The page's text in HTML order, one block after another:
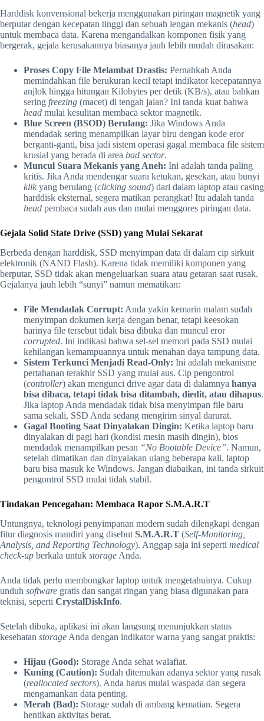
Harddisk konvensional bekerja menggunakan piringan magnetik yang
berputar dengan kecepatan tinggi dan sebuah lengan mekanis (head)
untuk membaca data. Karena mengandalkan komponen fisik yang
bergerak, gejala kerusakannya biasanya jauh lebih mudah dirasakan:
Proses Copy File Melambat Drastis: Pernahkah Anda
memindahkan file berukuran kecil tetapi indikator kecepatannya
anjlok hingga hitungan Kilobytes per detik (KB/s), atau bahkan
sering freezing (macet) di tengah jalan? Ini tanda kuat bahwa
head mulai kesulitan membaca sektor magnetik.
Blue Screen (BSOD) Berulang: Jika Windows Anda
mendadak sering menampilkan layar biru dengan kode eror
berganti-ganti, bisa jadi sistem operasi gagal membaca file sistem
krusial yang berada di area bad sector.
Muncul Suara Mekanis yang Aneh: Ini adalah tanda paling
kritis. Jika Anda mendengar suara ketukan, gesekan, atau bunyi
klik yang berulang (clicking sound) dari dalam laptop atau casing
harddisk eksternal, segera matikan perangkat! Itu adalah tanda
head pembaca sudah aus dan mulai menggores piringan data.
Gejala Solid State Drive (SSD) yang Mulai Sekarat
Berbeda dengan harddisk, SSD menyimpan data di dalam cip sirkuit
elektronik (NAND Flash). Karena tidak memiliki komponen yang
berputar, SSD tidak akan mengeluarkan suara atau getaran saat rusak.
Gejalanya jauh lebih “sunyi” namun mematikan:
File Mendadak Corrupt: Anda yakin kemarin malam sudah
menyimpan dokumen kerja dengan benar, tetapi keesokan
harinya file tersebut tidak bisa dibuka dan muncul eror
corrupted. Ini indikasi bahwa sel-sel memori pada SSD mulai
kehilangan kemampuannya untuk menahan daya tampung data.
Sistem Terkunci Menjadi Read-Only: Ini adalah mekanisme
pertahanan terakhir SSD yang mulai aus. Cip pengontrol
(controller) akan mengunci drive agar data di dalamnya hanya
bisa dibaca, tetapi tidak bisa ditambah, diedit, atau dihapus.
Jika laptop Anda mendadak tidak bisa menyimpan file baru
sama sekali, SSD Anda sedang mengirim sinyal darurat.
Gagal Booting Saat Dinyalakan Dingin: Ketika laptop baru
dinyalakan di pagi hari (kondisi mesin masih dingin), bios
mendadak menampilkan pesan “No Bootable Device”. Namun,
setelah dimatikan dan dinyalakan ulang beberapa kali, laptop
baru bisa masuk ke Windows. Jangan diabaikan, ini tanda sirkuit
pengontrol SSD mulai tidak stabil.
Tindakan Pencegahan: Membaca Rapor S.M.A.R.T
Untungnya, teknologi penyimpanan modern sudah dilengkapi dengan
fitur diagnosis mandiri yang disebut S.M.A.R.T (Self-Monitoring,
Analysis, and Reporting Technology). Anggap saja ini seperti medical
check-up berkala untuk storage Anda.
Anda tidak perlu membongkar laptop untuk mengetahuinya. Cukup
unduh software gratis dan sangat ringan yang biasa digunakan para
teknisi, seperti CrystalDiskInfo.
Setelah dibuka, aplikasi ini akan langsung menunjukkan status
kesehatan storage Anda dengan indikator warna yang sangat praktis:
Hijau (Good): Storage Anda sehat walafiat.
Kuning (Caution): Sudah ditemukan adanya sektor yang rusak
(reallocated sectors). Anda harus mulai waspada dan segera
mengamankan data penting.
Merah (Bad): Storage sudah di ambang kematian. Segera
hentikan aktivitas berat.